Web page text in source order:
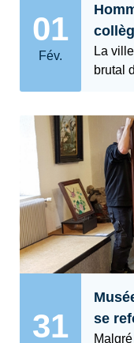
01
Fév.
La
brutal
31
se